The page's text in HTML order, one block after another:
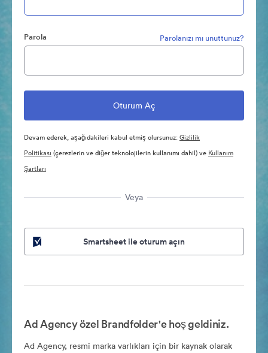
Parola Parolanızı mı unuttunuz?
Devam ederek, aşağıdakileri kabul etmiş olursunuz:Gizlilik
Politikası (çerezlerin ve diğer teknolojilerin kullanımı dahil) ve Kullanım
Şartları
Veya
Smartsheet ile oturum açın
Ad Agency özel Brandfolder'e hoş geldiniz.
Ad Agency, resmi marka varlıkları için bir kaynak olarak